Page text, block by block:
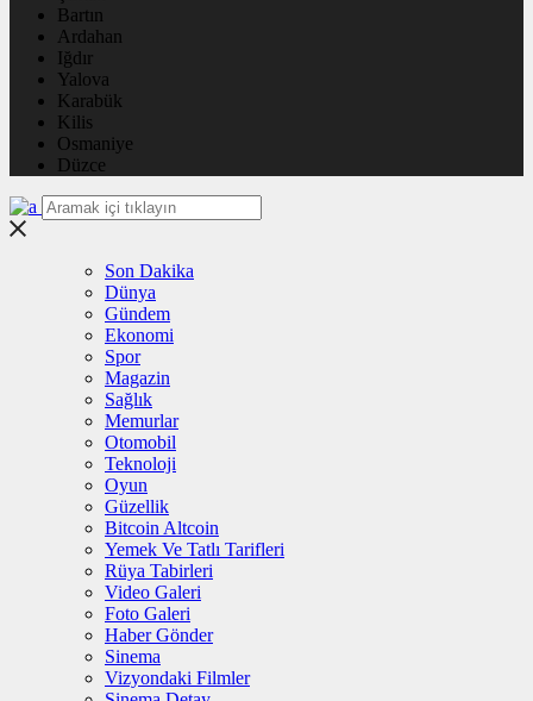
Bartın
Ardahan
Iğdır
Yalova
Karabük
Kilis
Osmaniye
Düzce
Son Dakika
Dünya
Gündem
Ekonomi
Spor
Magazin
Sağlık
Memurlar
Otomobil
Teknoloji
Oyun
Güzellik
Bitcoin Altcoin
Yemek Ve Tatlı Tarifleri
Rüya Tabirleri
Video Galeri
Foto Galeri
Haber Gönder
Sinema
Vizyondaki Filmler